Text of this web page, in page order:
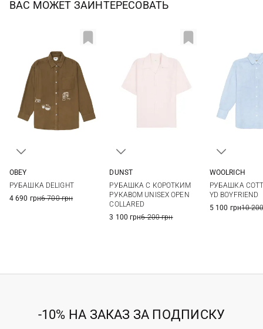
ВАС МОЖЕТ ЗАИНТЕРЕСОВАТЬ
OBEY
РУБАШКА DELIGHT
4 690 грн6 700 грн
DUNST
РУБАШКА С КОРОТКИМ
РУКАВОМ UNISEX OPEN
COLLARED
3 100 грн6 200 грн
L
WOOLRICH
РУБАШКА
YD BOYFRIEND
5 100 грн10
-10% НА ЗАКАЗ ЗА ПОДПИСКУ